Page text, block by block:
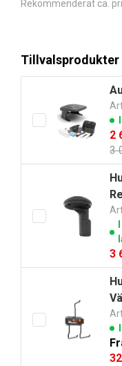
ursprungliga
nuvarande
Rekommenderat ca.
Tillvalsprodukter
3
3
2
är:
2
3